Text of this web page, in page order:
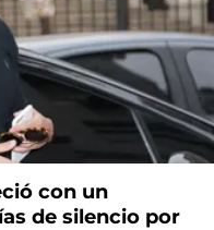
con un
de silencio por